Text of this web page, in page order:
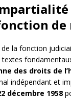
la fonction
des droits de
indépendant et
décembre 1958